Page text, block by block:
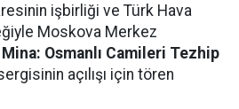
işbirliği ve Türk Hava
Moskova Merkez
Osmanlı Camileri Tezhip
açılışı için tören